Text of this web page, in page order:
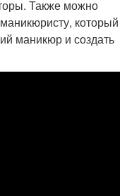
Также можно
который
маникюр и создать